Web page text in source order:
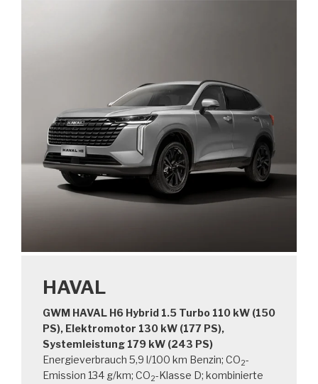
HAVAL
GWM HAVAL H6 Hybrid 1.5 Turbo 110 kW (150
PS), Elektromotor 130 kW (177 PS),
Systemleistung 179 kW (243 PS)
Energieverbrauch 5,9 l/100 km Benzin; CO2-
Emission 134 g/km; CO2-Klasse D; kombinierte